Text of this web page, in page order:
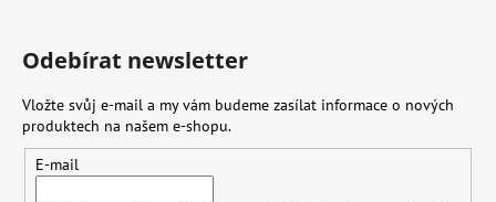
Odebírat newsletter
Vložte svůj e-mail a my vám budeme zasílat informace o nových
produktech na našem e-shopu.
E-mail